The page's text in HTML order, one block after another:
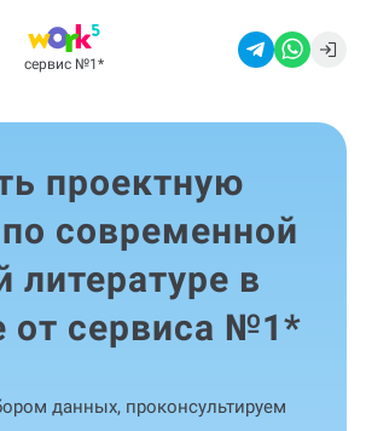
сервис №1 *
проектную
современной
литературе в
от сервиса №1*
данных, проконсультируем